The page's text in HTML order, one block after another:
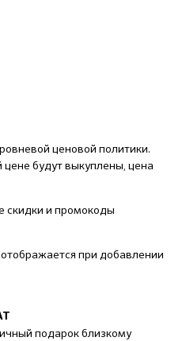
ценовой политики.
будут выкуплены, цена
скидки и промокоды
при добавлении
подарок близкому